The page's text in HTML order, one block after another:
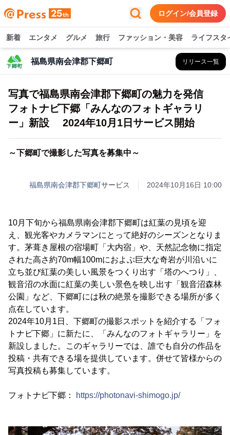
ログイン/会員登録
新着 エンタメ グルメ 旅行 ファッション・美容 ライフスタ
福島県南会津郡下郷町 リリース一覧
写真で福島県南会津郡下郷町の魅力を発信
フォトナビ下郷「みんなのフォトギャラリ
ー」新設 2024年10月1日サービス開始
～下郷町で撮影した写真を募集中～
福島県南会津郡下郷町サービス 2024年10月16日 10:00
10月下旬から福島県南会津郡下郷町は紅葉の見頃を迎
え、観光客やカメラマンにとって絶好のシーズンとなりま
す。茅葺き屋根の宿場町「大内宿」や、天然記念物に指定
された高さ約70m幅100mにおよぶ巨大な奇岩が川沿いに
立ち並び紅葉の美しい風景をつくり出す「塔のへつり」、
観音沼の水面に紅葉の美しい景色を映し出す「観音沼森林
公園」など、下郷町には秋の絶景を撮影できる場所が多く
点在しています。
2024年10月1日、下郷町の撮影スポットを紹介する「フォ
トナビ下郷」に新たに、「みんなのフォトギャラリー」を
新設しました。このギャラリーでは、誰でも自分の作品を
投稿・共有できる場を提供しています。併せて皆様からの
写真投稿も募集しています。
フォトナビ下郷： https://photonavi-shimogo.jp/